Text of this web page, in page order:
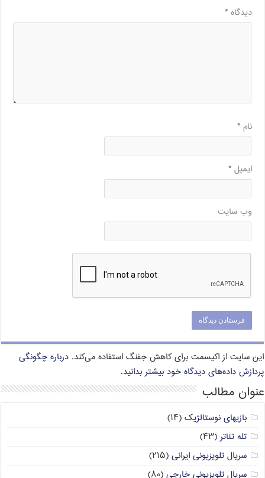
دیدگاه*
نام*
ایمیل*
وب‌ سایت
این سایت از اکیسمت برای کاهش جفنگ استفاده می‌کند.درباره چگونگی
پردازش داده‌های دیدگاه خود بیشتر بدانید.
عنوان مطالب
بازیهای نوستالژیک (۱۴)
تله تئاتر (۴۳)
سریال تلویزیونی ایرانی (۲۱۵)
سریال تلویزیونی خارجی (۸۰)